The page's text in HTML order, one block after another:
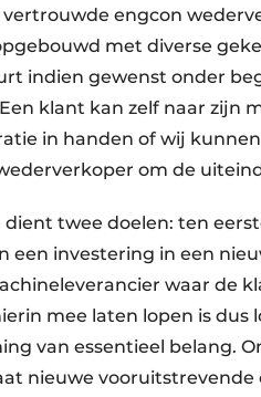
vertrouwde engcon
met diverse
indien gewenst onder
klant kan zelf naar zijn
in handen of wij
om de
dient twee doelen: ten
een investering in een
waar de
mee laten lopen is dus
van essentieel belang.
nieuwe vooruitstrevende